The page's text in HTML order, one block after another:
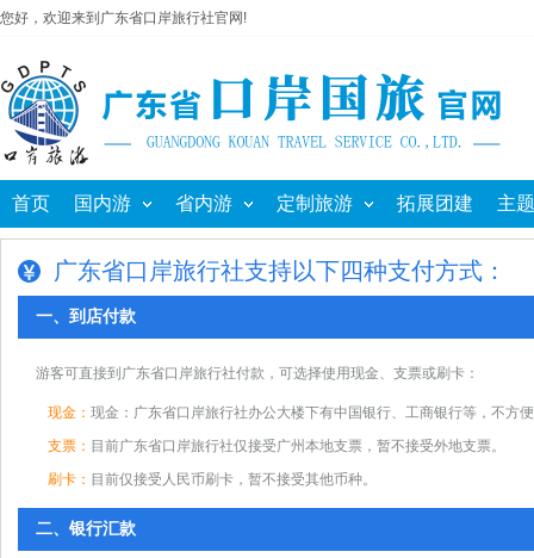
您好，欢迎来到广东省口岸旅行社官网!
首页 国内游 省内游 定制旅游 拓展团建 主
广东省口岸旅行社支持以下四种支付方式：
一、到店付款
游客可直接到广东省口岸旅行社付款，可选择使用现金、支票或刷卡：
现金： 现金：广东省口岸旅行社办公大楼下有中国银行、工商银行等，不方
支票： 目前广东省口岸旅行社仅接受广州本地支票，暂不接受外地支票。
刷卡： 目前仅接受人民币刷卡，暂不接受其他币种。
二、银行汇款